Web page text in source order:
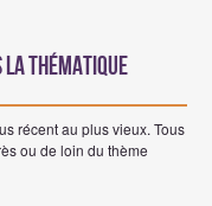
la thématique
récent au plus vieux. Tous
ou de loin du thème